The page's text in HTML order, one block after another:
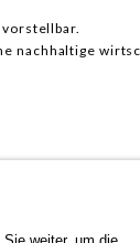
nachhaltige